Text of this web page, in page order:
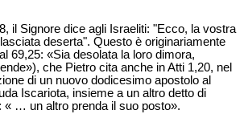
il Signore dice agli Israeliti: "Ecco, la vostra
deserta". Questo è originariamente
69,25: «Sia desolata la loro dimora,
che Pietro cita anche in Atti 1,20, nel
di un nuovo dodicesimo apostolo al
Iscariota, insieme a un altro detto di
« … un altro prenda il suo posto».